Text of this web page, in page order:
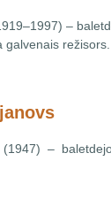
–
galvenais
(1947) –